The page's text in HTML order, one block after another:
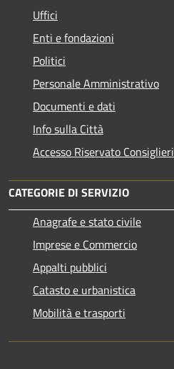
Uffici
Enti e fondazioni
Politici
Personale Amministrativo
Documenti e dati
Info sulla Città
Accesso Riservato Consiglieri
CATEGORIE DI SERVIZIO
Anagrafe e stato civile
Imprese e Commercio
Appalti pubblici
Catasto e urbanistica
Mobilità e trasporti